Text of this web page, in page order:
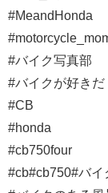
#MeandHonda⁣
#バイク写真部⁣
#バイクが好きだ⁣
#CB⁣
#honda ⁣
#cb750four⁣
#cb#cb750#バイ